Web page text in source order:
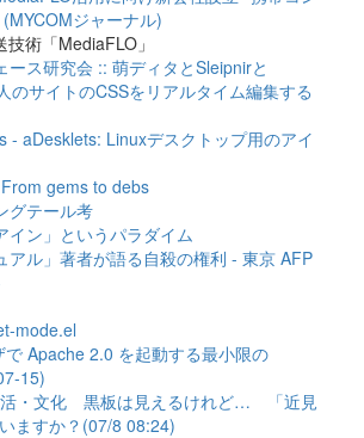
ジャーナル)
術「MediaFLO」
ース研究会 :: 萌ディタとSleipnirと
のサイトのCSSをリアルタイム編集する
- aDesklets: Linuxデスクトップ用のアイ
gems to debs
グテール考
イン」というパラダイム
アル」著者が語る自殺の権利 - 東京 AFP
mode.el
で Apache 2.0 を起動する最小限の
15)
・文化 黒板は見えるけれど… 「近見
ますか？(07/8 08:24)